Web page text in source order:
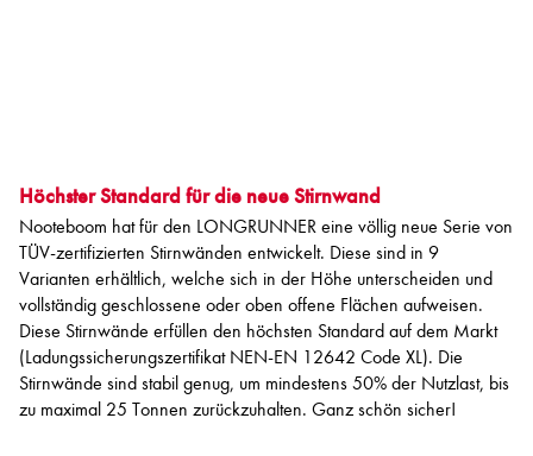
Höchster Standard für die neue Stirnwand
Nooteboom hat für den LONGRUNNER eine völlig neue Serie von
TÜV-zertifizierten Stirnwänden entwickelt. Diese sind in 9
Varianten erhältlich, welche sich in der Höhe unterscheiden und
vollständig geschlossene oder oben offene Flächen aufweisen.
Diese Stirnwände erfüllen den höchsten Standard auf dem Markt
(Ladungssicherungszertifikat NEN-EN 12642 Code XL). Die
Stirnwände sind stabil genug, um mindestens 50% der Nutzlast, bis
zu maximal 25 Tonnen zurückzuhalten. Ganz schön sicher!